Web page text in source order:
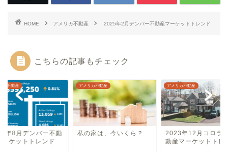
HOME アメリカ不動産 2025年2月デンバー不動産マーケットトレンド
こちらの記事もチェック
カ不動産
年8月デンバー不動
ーケットトレンド
アメリカ不動産
私の家は、今いくら？
アメリカ不動産
2023年12月コロラ
動産マーケットトレ